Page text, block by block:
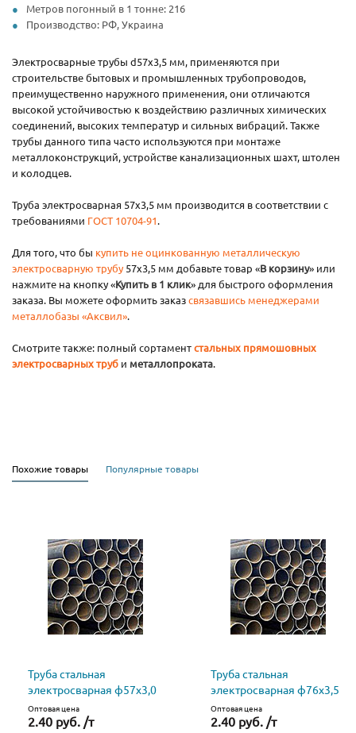
Метров погонный в 1 тонне: 216
Производство: РФ, Украина
Электросварные трубы d57х3,5 мм, применяются при
строительстве бытовых и промышленных трубопроводов,
преимущественно наружного применения, они отличаются
высокой устойчивостью к воздействию различных химических
соединений, высоких температур и сильных вибраций. Также
трубы данного типа часто используются при монтаже
металлоконструкций, устройстве канализационных шахт, штолен
и колодцев.
Труба электросварная 57х3,5 мм производится в соответствии с
требованиями ГОСТ 10704-91.
Для того, что бы купить не оцинкованную металлическую
электросварную трубу57х3,5 мм добавьте товар «В корзину» или
нажмите на кнопку «Купить в 1 клик» для быстрого оформления
заказа. Вы можете оформить заказсвязавшись менеджерами
металлобазы «Аксвил».
Смотрите также: полный сортаментстальных прямошовных
электросварных труб и металлопроката.
Похожие товары Популярные товары
Труба стальная
электросварная ф57х3,0
Оптовая цена
2.40 руб. /т
Труба стальная
электросварная ф76х3,5
Оптовая цена
2.40 руб. /т